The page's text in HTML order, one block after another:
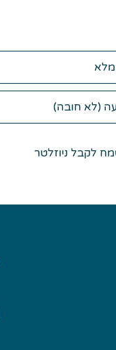
לקבל ניוזלטר